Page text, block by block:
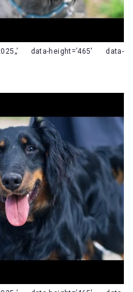
data-height=’465′ data-